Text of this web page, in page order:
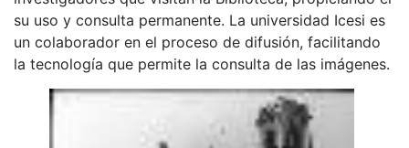
su uso y consulta permanente. La universidad Icesi es
un colaborador en el proceso de difusión, facilitando
la tecnología que permite la consulta de las imágenes.